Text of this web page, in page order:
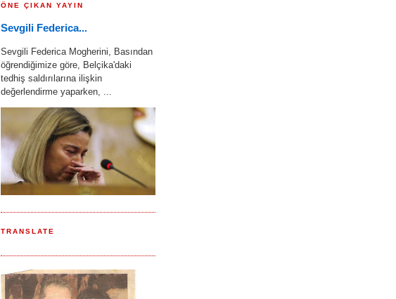
ÖNE ÇIKAN YAYIN
Sevgili Federica...
Sevgili Federica Mogherini, Basından
öğrendiğimize göre, Belçika'daki
tedhiş saldırılarına ilişkin
değerlendirme yaparken, ...
TRANSLATE